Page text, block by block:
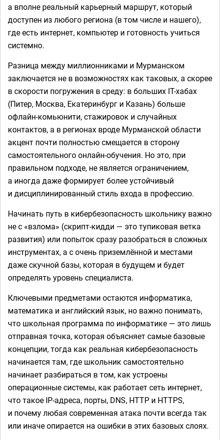
а вполне реальный карьерный маршрут, который
доступен из любого региона (в том числе и нашего),
где есть интернет, компьютер и готовность учиться
системно.
Разница между миллионниками и Мурманском
заключается не в возможностях как таковых, а скорее
в скорости погружения в среду: в больших IT-хабах
(Питер, Москва, Екатеринбург и Казань) больше
офлайн-комьюнити, стажировок и случайных
контактов, а в регионах вроде Мурманской области
акцент почти полностью смещается в сторону
самостоятельного онлайн-обучения. Но это, при
правильном подходе, не является ограничением,
а иногда даже формирует более устойчивый
и дисциплинированный стиль входа в профессию.
Начинать путь в кибербезопасность школьнику важно
не с «взлома» (скрипт-кидди — это тупиковая ветка
развития) или попыток сразу разобраться в сложных
инструментах, а с очень приземлённой и местами
даже скучной базы, которая в будущем и будет
определять уровень специалиста.
Ключевыми предметами остаются информатика,
математика и английский язык, но важно понимать,
что школьная программа по информатике — это лишь
отправная точка, которая объясняет самые базовые
концепции, тогда как реальная кибербезопасность
начинается там, где школьник самостоятельно
начинает разбираться в том, как устроены
операционные системы, как работает сеть интернет,
что такое IP-адреса, порты, DNS, HTTP и HTTPS,
и почему любая современная атака почти всегда так
или иначе опирается на ошибки в этих базовых слоях.